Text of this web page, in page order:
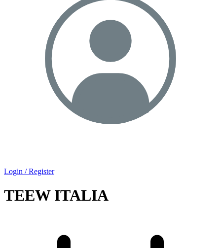
Login / Register
TEEW ITALIA